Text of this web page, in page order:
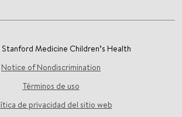
Medicine Children’s Health
Notice of Nondiscrimination
Términos de uso
de privacidad del sitio web